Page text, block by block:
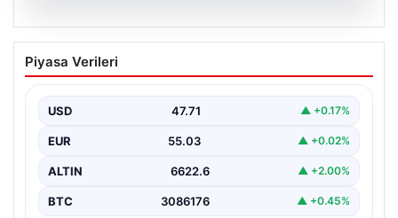
MGK’den 8 maddelik kritik bildiri: Dikkat
çeken ‘Terörsüz Bölge’ vurgusu
Piyasa Verileri
USD 47.71 ▲ +0.17%
EUR 55.03 ▲ +0.02%
ALTIN 6622.6 ▲ +2.00%
BTC 3086176 ▲ +0.45%